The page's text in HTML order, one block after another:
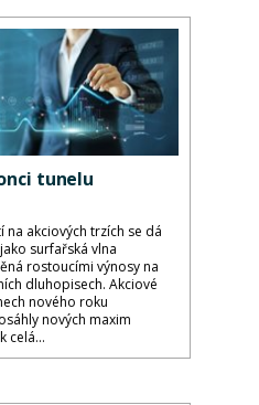
tunelu
na akciových trzích se dá
surfařská vlna
rostoucími výnosy na
dluhopisech. Akciové
nového roku
nových maxim
celá...